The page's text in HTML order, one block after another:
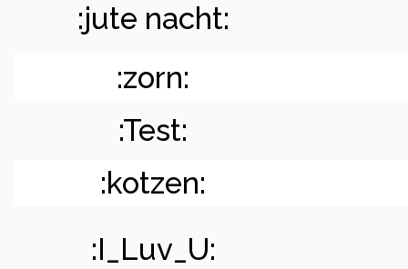
:jute nacht:
:zorn:
:Test:
:kotzen:
:I_Luv_U: